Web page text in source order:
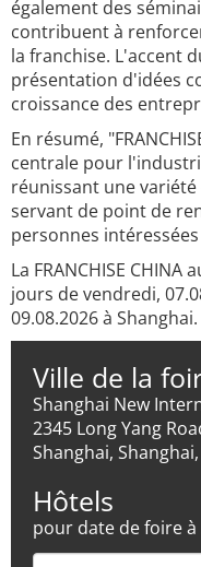
également des
contribuent à
la franchise. L'accent
présentation d'idées
croissance des
En résumé,
centrale pour
réunissant une
servant de point de
personnes
La FRANCHISE
jours de vendredi,
09.08.2026 à Shanghai.
Ville de la
Shanghai New
2345 Long Yang
Shanghai,
Hôtels
pour date de foire à